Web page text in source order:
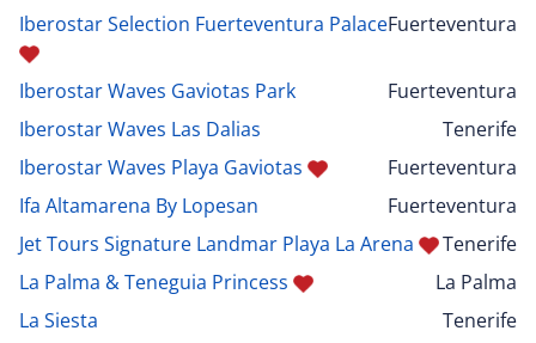
Iberostar Selection Fuerteventura PalaceFuerteventura
Iberostar Waves Gaviotas Park
Fuerteventura
Iberostar Waves Las Dalias
Tenerife
Iberostar Waves Playa Gaviotas
Fuerteventura
Ifa Altamarena By Lopesan
Fuerteventura
Jet Tours Signature Landmar Playa La Arena
Tenerife
La Palma & Teneguia Princess
La Palma
La Siesta
Tenerife